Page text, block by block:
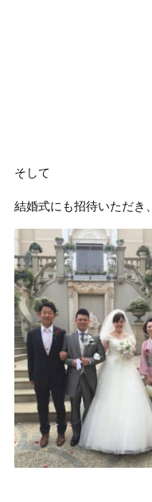
そして
結婚式にも招待いただき、